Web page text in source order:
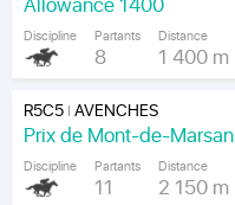
Discipline Partants
8
Distance
1 400 m
R5C5|AVENCHES
Prix de Mont-de-Marsan
Discipline Partants
11
Distance
2 150 m